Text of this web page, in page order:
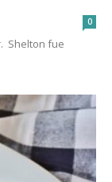
0
Shelton fue